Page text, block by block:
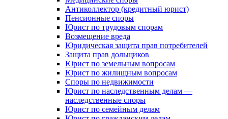
Антиколлектор (кредитный юрист)
Пенсионные споры
Юрист по трудовым спорам
Возмещение вреда
Юридическая защита прав потребителей
Защита прав дольщиков
Юрист по земельным вопросам
Юрист по жилищным вопросам
Споры по недвижимости
Юрист по наследственным делам —
наследственные споры
Юрист по семейным делам